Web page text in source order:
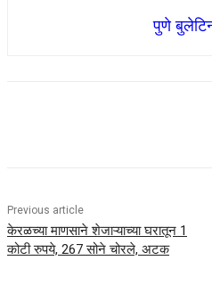
पुणे
Previous article
केरळच्या माणसाने शेजाऱ्याच्या घरातून 1
कोटी रुपये, 267 सोने चोरले, अटक